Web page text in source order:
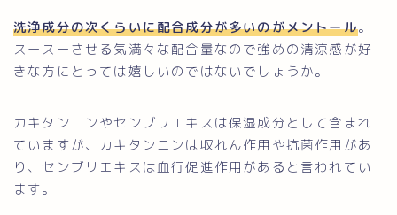
洗浄成分の次くらいに配合成分が多いのがメントール。
スースーさせる気満々な配合量なので強めの清涼感が好
きな方にとっては嬉しいのではないでしょうか。
カキタンニンやセンブリエキスは保湿成分として含まれ
ていますが、カキタンニンは収れん作用や抗菌作用があ
り、センブリエキスは血行促進作用があると言われてい
ます。